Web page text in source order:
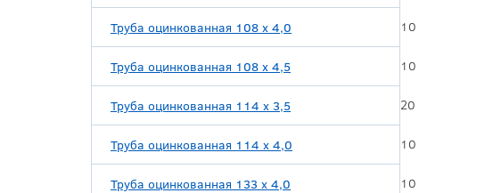
Труба оцинкованная 108 х 4,0 10
Труба оцинкованная 108 х 4,5 10
Труба оцинкованная 114 х 3,5 20
Труба оцинкованная 114 х 4,0 10
Труба оцинкованная 133 х 4,0 10